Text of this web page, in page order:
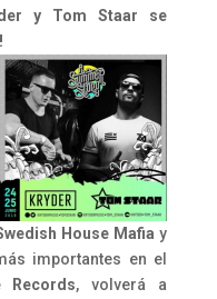
y Tom Staar se
House Mafia y
importantes en el
, volverá a